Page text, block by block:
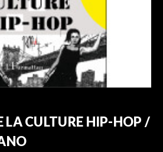
LA CULTURE HIP-HOP /